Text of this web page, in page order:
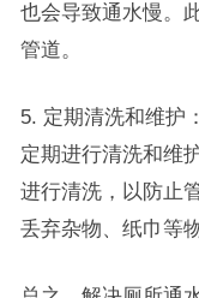
也会导致通水慢。
管道。
5. 定期清洗和维护
定期进行清洗和维
进行清洗，以防止
丢弃杂物、纸巾等